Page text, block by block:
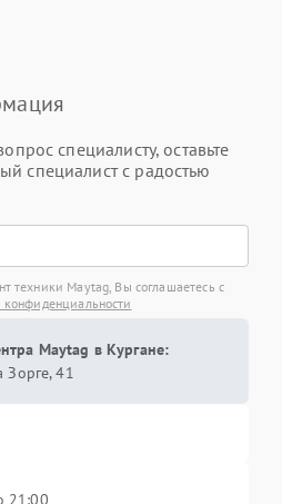
специалисту, оставьте
специалист с радостью
техники Maytag, Вы соглашаетесь с
Maytag в Кургане:
Зорге, 41
21:00